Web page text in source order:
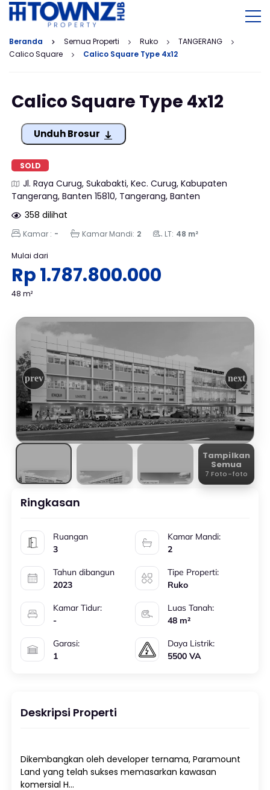
Beranda Semua Properti Ruko
TANGERANG
Calico Square
Calico Square Type 4x12
Calico Square Type 4x12
Unduh Brosur
SOLD
Jl. Raya Curug, Sukabakti, Kec. Curug, Kabupaten
Tangerang, Banten 15810, Tangerang, Banten
358 dilihat
Kamar : - Kamar Mandi: 2 LT: 48 m²
Mulai dari
Rp 1.787.800.000
48 m²
Tampilkan
Semua
7 Foto-foto
Ringkasan
Ruangan
3
Tahun dibangun
2023
Kamar Mandi:
2
Tipe Properti:
Ruko
Kamar Tidur:
-
Garasi:
1
Luas Tanah:
48 m²
Daya Listrik:
5500 VA
Deskripsi Properti
Dikembangkan oleh developer ternama, Paramount
Land yang telah sukses memasarkan kawasan